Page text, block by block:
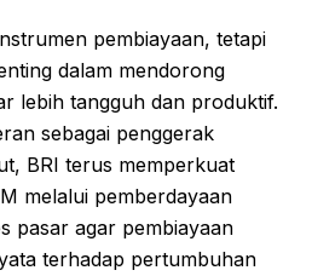
pembiayaan, tetapi
dalam mendorong
lebih tangguh dan produktif.
sebagai penggerak
BRI terus memperkuat
melalui pemberdayaan
pasar agar pembiayaan
terhadap pertumbuhan